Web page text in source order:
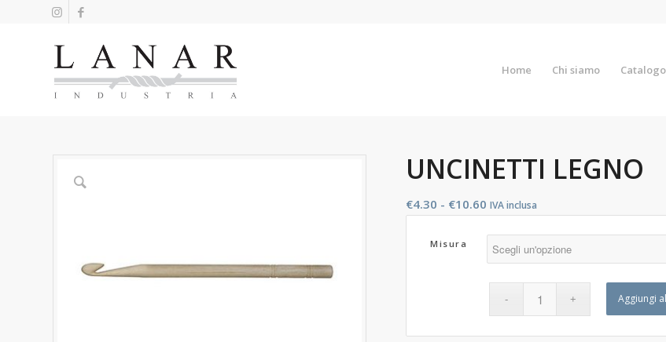
Home Chi siamo Catalogo
UNCINETTI LEGNO
€4.30 - €10.60 Fascia
da
€4.30
€10.60
IVA inclusa
Misura
Aggiungi